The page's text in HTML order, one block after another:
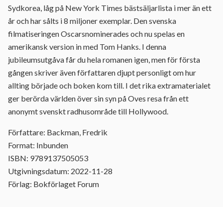
Sydkorea, låg på New York Times bästsäljarlista i mer än ett
år och har sålts i 8 miljoner exemplar. Den svenska
filmatiseringen Oscarsnominerades och nu spelas en
amerikansk version in med Tom Hanks. I denna
jubileumsutgåva får du hela romanen igen, men för första
gången skriver även författaren djupt personligt om hur
allting började och boken kom till. I det rika extramaterialet
ger berörda världen över sin syn på Oves resa från ett
anonymt svenskt radhusområde till Hollywood.
Författare: Backman, Fredrik
Format: Inbunden
ISBN: 9789137505053
Utgivningsdatum: 2022-11-28
Förlag: Bokförlaget Forum